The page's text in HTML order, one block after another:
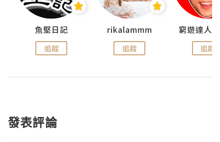
魚堅日記
追蹤
rikalammm
追蹤 追蹤
發表評論